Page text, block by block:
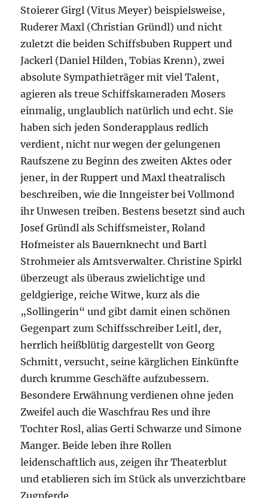
Stoierer Girgl (Vitus Meyer) beispielsweise,
Ruderer Maxl (Christian Gründl) und nicht
zuletzt die beiden Schiffsbuben Ruppert und
Jackerl (Daniel Hilden, Tobias Krenn), zwei
absolute Sympathieträger mit viel Talent,
agieren als treue Schiffskameraden Mosers
einmalig, unglaublich natürlich und echt. Sie
haben sich jeden Sonderapplaus redlich
verdient, nicht nur wegen der gelungenen
Raufszene zu Beginn des zweiten Aktes oder
jener, in der Ruppert und Maxl theatralisch
beschreiben, wie die Inngeister bei Vollmond
ihr Unwesen treiben. Bestens besetzt sind auch
Josef Gründl als Schiffsmeister, Roland
Hofmeister als Bauernknecht und Bartl
Strohmeier als Amtsverwalter. Christine Spirkl
überzeugt als überaus zwielichtige und
geldgierige, reiche Witwe, kurz als die
„Sollingerin“ und gibt damit einen schönen
Gegenpart zum Schiffsschreiber Leitl, der,
herrlich heißblütig dargestellt von Georg
Schmitt, versucht, seine kärglichen Einkünfte
durch krumme Geschäfte aufzubessern.
Besondere Erwähnung verdienen ohne jeden
Zweifel auch die Waschfrau Res und ihre
Tochter Rosl, alias Gerti Schwarze und Simone
Manger. Beide leben ihre Rollen
leidenschaftlich aus, zeigen ihr Theaterblut
und etablieren sich im Stück als unverzichtbare
Zugpferde.